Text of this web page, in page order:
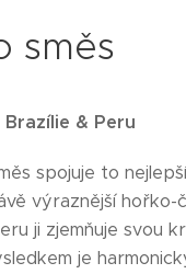
směs
Brazílie & Peru
spojuje to
výraznější hořko-
ji zjemňuje svou
je